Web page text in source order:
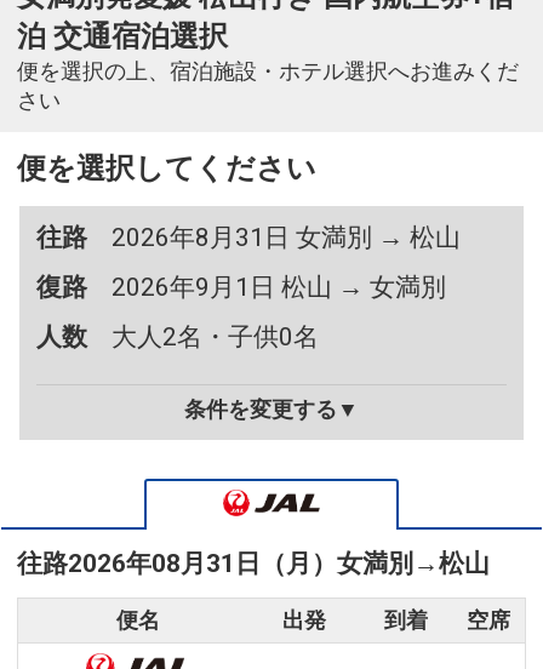
泊 交通宿泊選択
便を選択の上、宿泊施設・ホテル選択へお進みくだ
さい
便を選択してください
往路
2026年8月31日 女満別 → 松山
復路
2026年9月1日 松山 → 女満別
人数
大人2名・子供0名
条件を変更する▼
往路2026年08月31日（月） 女満別 →松山
便名 出発 到着 空席